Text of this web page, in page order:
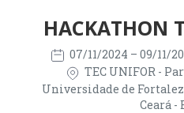
HACKATHON
07/11/2024 – 09/11/
TEC UNIFOR -
Universidade de
Ceará -